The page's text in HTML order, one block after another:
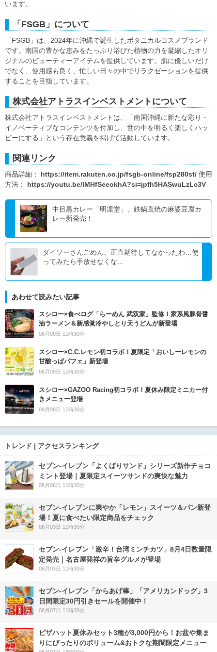
います。
「FSGB」について
「FSGB」は、2024年に沖縄で誕生したボタニカルコスメブランド
です。南国の豊かな恵みをたっぷり浴びた植物の力を凝縮したオリ
ジナルのビューティーアイテムを提供しています。肌に優しいだけ
でなく、使用感も良く、忙しい日々の中でリラクゼーションを提供
することを目指しています。
株式会社アトラスインベストメントについて
株式会社アトラスインベストメントは、「南国沖縄に新たな彩り・
イノベーティブなコンテンツを付加し、世の中を明るく楽しくハッ
ピーにする」という存在意義を掲げて活動しています。
関連リンク
商品詳細： https://item.rakuten.co.jp/fsgb-online/fsp280st/ 使用
方法： https://youtu.be/lMHfSeeokhA?si=jpfh5HASwuLzLc3V
中目黒カレー「明凛堂」、鉄鍋直焼の麻婆豆腐カ
レー新発売！
ダイソーさんごめん、正直期待してなかったわ…使
ってみたら手放せなくな...
あわせて読みたい記事
スシロー×食べログ「らーめん 武双家」監修！家系風豚骨醤
油ラーメン＆新感覚冷やしとり天うどんが新登場
08月09日 11時30分
スシロー×C.C.レモン初コラボ！夏限定「おいしーレモンの
甘酸っぱパフェ」新登場
08月09日 11時30分
スシロー×GAZOO Racing初コラボ！夏休み限定ミニカー付
きメニュー登場
08月08日 11時30分
トレンド | アクセスランキング
セブン‐イレブン「よくばりサンド」シリーズ新作チョコ
ミント登場｜夏限定スイーツサンドの爽快な魅力
08月06日 11時30分
セブン‐イレブンに爽やか「レモン」スイーツ＆パン新登
場！夏に食べたい限定商品をチェック
08月03日 11時30分
セブン-イレブン「激辛！台湾ミンチカツ」8月4日数量限
定発売｜名古屋発祥の旨辛グルメが登場
08月03日 11時30分
セブン‐イレブン「からあげ棒」「アメリカンドッグ」3
日間限定30円引きセールを開催中！
08月07日 11時30分
ピザハット夏休みセット3種が3,000円から！お盆や集ま
りにぴったりのボリューム&おトクな期間限定メニュー